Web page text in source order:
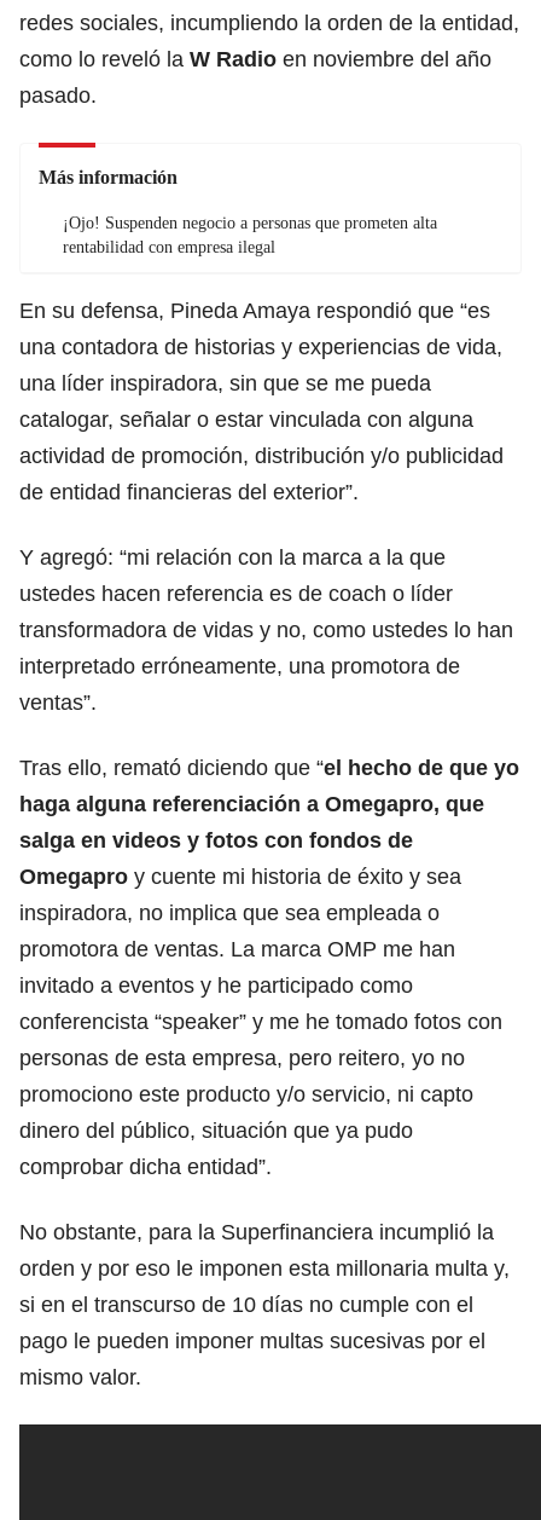
redes sociales, incumpliendo la orden de la entidad,
como lo reveló la W Radio en noviembre del año
pasado.
Más información
¡Ojo! Suspenden negocio a personas que prometen alta
rentabilidad con empresa ilegal
En su defensa, Pineda Amaya respondió que “es
una contadora de historias y experiencias de vida,
una líder inspiradora, sin que se me pueda
catalogar, señalar o estar vinculada con alguna
actividad de promoción, distribución y/o publicidad
de entidad financieras del exterior”.
Y agregó: “mi relación con la marca a la que
ustedes hacen referencia es de coach o líder
transformadora de vidas y no, como ustedes lo han
interpretado erróneamente, una promotora de
ventas”.
Tras ello, remató diciendo que “el hecho de que yo
haga alguna referenciación a Omegapro, que
salga en videos y fotos con fondos de
Omegapro y cuente mi historia de éxito y sea
inspiradora, no implica que sea empleada o
promotora de ventas. La marca OMP me han
invitado a eventos y he participado como
conferencista “speaker” y me he tomado fotos con
personas de esta empresa, pero reitero, yo no
promociono este producto y/o servicio, ni capto
dinero del público, situación que ya pudo
comprobar dicha entidad”.
No obstante, para la Superfinanciera incumplió la
orden y por eso le imponen esta millonaria multa y,
si en el transcurso de 10 días no cumple con el
pago le pueden imponer multas sucesivas por el
mismo valor.